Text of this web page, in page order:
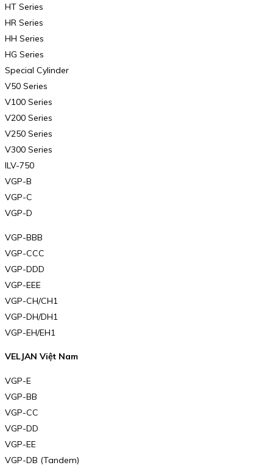
HT Series
HR Series
HH Series
HG Series
Special Cylinder
V50 Series
V100 Series
V200 Series
V250 Series
V300 Series
ILV-750
VGP-B
VGP-C
VGP-D
VGP-BBB
VGP-CCC
VGP-DDD
VGP-EEE
VGP-CH/CH1
VGP-DH/DH1
VGP-EH/EH1
VELJAN Việt Nam
VGP-E
VGP-BB
VGP-CC
VGP-DD
VGP-EE
VGP-DB (Tandem)